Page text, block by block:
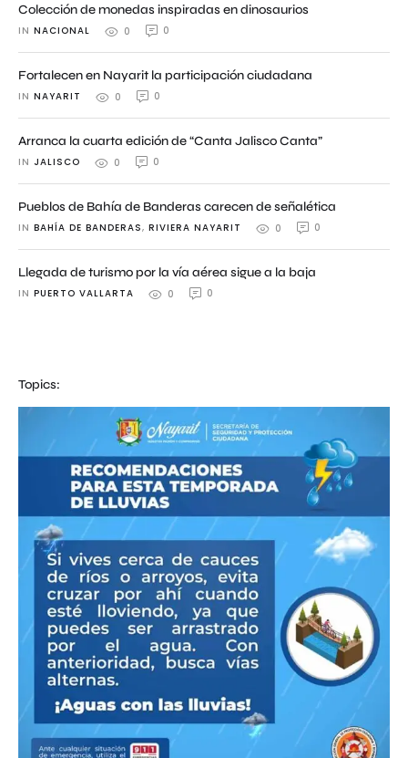
Colección de monedas inspiradas en dinosaurios
IN NACIONAL 0 0
Fortalecen en Nayarit la participación ciudadana
IN NAYARIT 0 0
Arranca la cuarta edición de “Canta Jalisco Canta”
IN JALISCO 0 0
Pueblos de Bahía de Banderas carecen de señalética
IN BAHÍA DE BANDERAS, RIVIERA NAYARIT 0 0
Llegada de turismo por la vía aérea sigue a la baja
IN PUERTO VALLARTA 0 0
Topics: